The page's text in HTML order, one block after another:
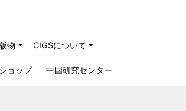
物 CIGSについて
ョップ 中国研究センター